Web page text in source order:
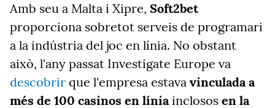
Amb seu a Malta i Xipre, Soft2bet
proporciona sobretot serveis de programari
a la indústria del joc en línia. No obstant
això, l'any passat Investigate Europe va
descobrir que l'empresa estava vinculada a
més de 100 casinos en líniainclosos en la